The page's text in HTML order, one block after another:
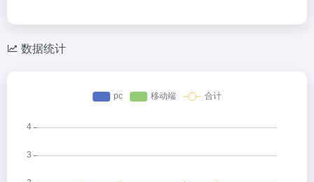
e
C
h
z
o a
b
o
数据统计